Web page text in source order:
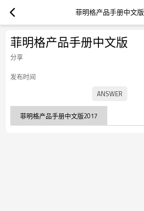
菲明格产品手册中文版
菲明格产品手册中文版
分享
发布时间
菲明格产品手册中文版2017